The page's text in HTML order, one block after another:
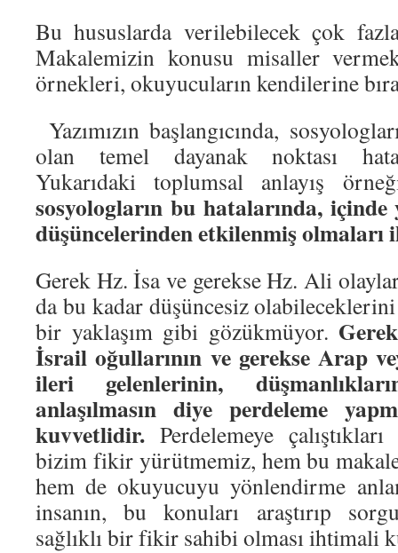
Bu hususlarda verilebilecek çok
Makalemizin konusu misaller
örnekleri, okuyucuların kendilerine
Yazımızın başlangıcında,
olan temel dayanak noktası
Yukarıdaki toplumsal anlayış
sosyologların bu hatalarında, içinde
düşüncelerinden etkilenmiş olmaları
Gerek Hz. İsa ve gerekse Hz. Ali
da bu kadar düşüncesiz
bir yaklaşım gibi gözükmüyor.
İsrail oğullarının ve gerekse Arap
ileri gelenlerinin,
anlaşılmasın diye perdeleme
kuvvetlidir. Perdelemeye
bizim fikir yürütmemiz, hem bu
hem de okuyucuyu yönlendirme
insanın, bu konuları araştırıp
sağlıklı bir fikir sahibi olması ihtimali